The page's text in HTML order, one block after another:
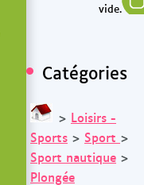
Catégories
> Loisirs -
Sports > Sport >
Sport nautique >
Plongée